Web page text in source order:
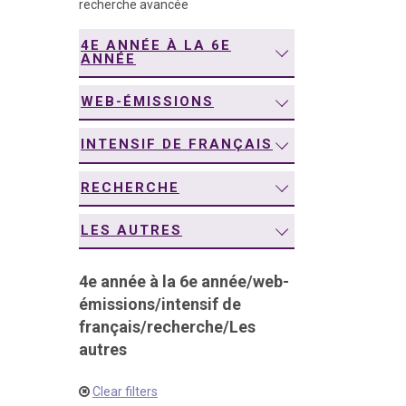
recherche avancée
4E ANNÉE À LA 6E
ANNÉE
WEB-ÉMISSIONS
INTENSIF DE FRANÇAIS
RECHERCHE
LES AUTRES
4e année à la 6e année/web-
émissions/intensif de
français/recherche/Les
autres
Clear filters